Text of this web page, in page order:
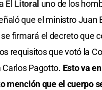
El Litoral uno de los
que el ministro
firmará el decreto que
requisitos que votó la
Carlos Pagotto. Esto va
mención que el cuerpo